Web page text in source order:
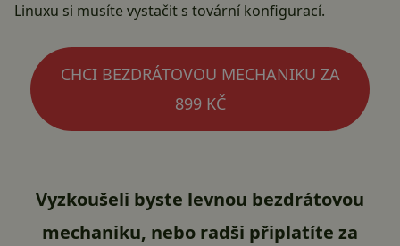
Linuxu si musíte vystačit s tovární konfigurací.
CHCI BEZDRÁTOVOU MECHANIKU ZA
899 KČ
Vyzkoušeli byste levnou bezdrátovou
mechaniku, nebo radši připlatíte za